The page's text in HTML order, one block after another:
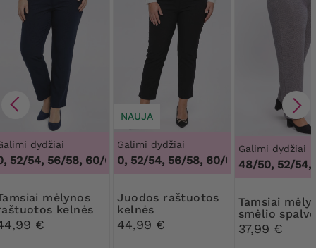
dydžiai
54, 56/58, 60/62 ,48/50, 52/54, 56/58, 60/62
kelnės
€
NAUJA
Galimi dydžiai
48/50, 52/54, 56/58, 60/62 48/50, 52/
Juodos raštuotos
kelnės
44,99 €
Galimi dydžiai
48/50, 52/54,
Tamsiai mėlynos ir
smėlio
šiltos kelnės
37,99 €